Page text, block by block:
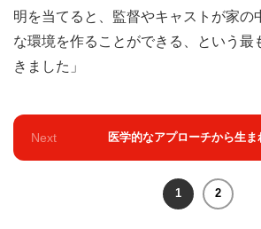
明を当てると、監督やキャストが家の
な環境を作ることができる、という最
きました」
Next 医学的なアプローチから生ま
1 2